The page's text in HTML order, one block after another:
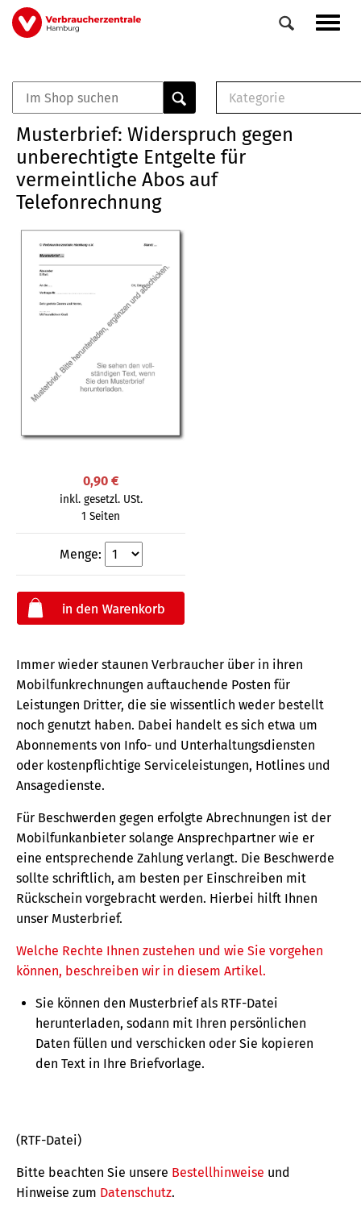
Direkt
zum
Veranstaltungen
0
Elemente
Kategorie
Musterbrief (RTF)
Musterbrief: Widerspruch gegen
unberechtigte Entgelte für
vermeintliche Abos auf
Telefonrechnung
0,90 €
inkl. gesetzl. USt.
1 Seiten
Menge:
Immer wieder staunen Verbraucher über in ihren
Mobilfunkrechnungen auftauchende Posten für
Leistungen Dritter, die sie wissentlich weder bestellt
noch genutzt haben. Dabei handelt es sich etwa um
Abonnements von Info- und Unterhaltungsdiensten
oder kostenpflichtige Serviceleistungen, Hotlines und
Ansagedienste.
Für Beschwerden gegen erfolgte Abrechnungen ist der
Mobilfunkanbieter solange Ansprechpartner wie er
eine entsprechende Zahlung verlangt. Die Beschwerde
sollte schriftlich, am besten per Einschreiben mit
Rückschein vorgebracht werden. Hierbei hilft Ihnen
unser Musterbrief.
Welche Rechte Ihnen zustehen und wie Sie vorgehen
können, beschreiben wir in diesem Artikel.
Sie können den Musterbrief als RTF-Datei
herunterladen, sodann mit Ihren persönlichen
Daten füllen und verschicken oder Sie kopieren
den Text in Ihre Briefvorlage.
(RTF-Datei)
Bitte beachten Sie unsere Bestellhinweise und
Hinweise zum Datenschutz.